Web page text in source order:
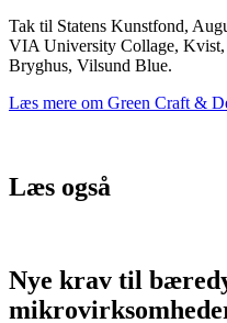
Tak til Statens Kunstfond,
VIA University Collage, Kvist,
Bryghus, Vilsund Blue.
Læs mere om Green Craft &
Læs også
Nye krav til